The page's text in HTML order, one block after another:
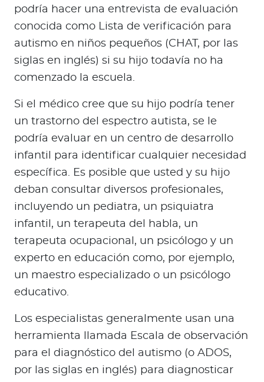
podría hacer una entrevista de evaluación
conocida como Lista de verificación para
autismo en niños pequeños (CHAT, por las
siglas en inglés) si su hijo todavía no ha
comenzado la escuela.
Si el médico cree que su hijo podría tener
un trastorno del espectro autista, se le
podría evaluar en un centro de desarrollo
infantil para identificar cualquier necesidad
específica. Es posible que usted y su hijo
deban consultar diversos profesionales,
incluyendo un pediatra, un psiquiatra
infantil, un terapeuta del habla, un
terapeuta ocupacional, un psicólogo y un
experto en educación como, por ejemplo,
un maestro especializado o un psicólogo
educativo.
Los especialistas generalmente usan una
herramienta llamada Escala de observación
para el diagnóstico del autismo (o ADOS,
por las siglas en inglés) para diagnosticar